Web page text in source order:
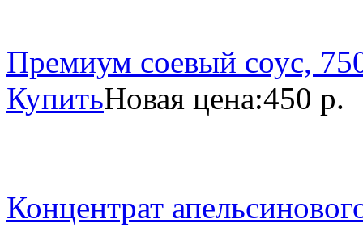
Премиум соевый соус,
КупитьНовая цена:450 р.
Концентрат